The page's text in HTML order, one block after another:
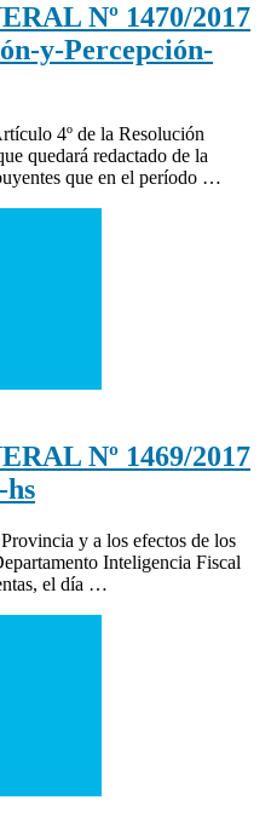
Nº 1470/2017
y-Percepción-
4º de la Resolución
quedará redactado de la
que en el período …
Nº 1469/2017
y a los efectos de los
Inteligencia Fiscal
el día …